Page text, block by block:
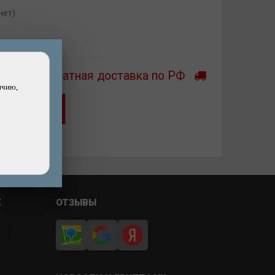
Бесплатная доставка по РФ
ОТЗЫВЫ